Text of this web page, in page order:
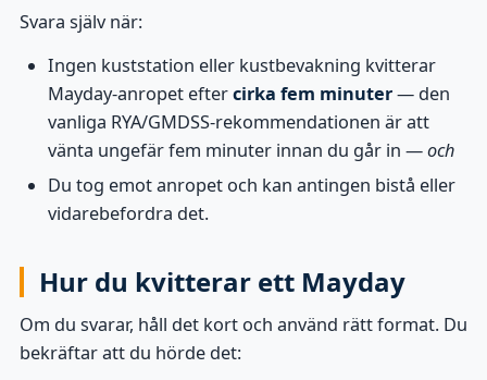
Svara själv när:
Ingen kuststation eller kustbevakning kvitterar
Mayday-anropet eftercirka fem minuter— den
vanliga RYA/GMDSS-rekommendationen är att
vänta ungefär fem minuter innan du går in —och
Du tog emot anropet och kan antingen bistå eller
vidarebefordra det.
Hur du kvitterar ett Mayday
Om du svarar, håll det kort och använd rätt format. Du
bekräftar att du hörde det: